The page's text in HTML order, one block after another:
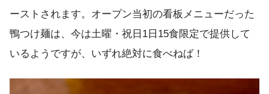
ーストされます。オープン当初の看板メニューだった
鴨つけ麺は、今は土曜・祝日1日15食限定で提供して
いるようですが、いずれ絶対に食べねば！